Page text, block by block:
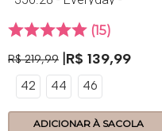
15
R$ 219,99 R$ 139,99
42 44 46
ADICIONAR À SACOLA